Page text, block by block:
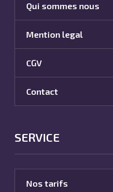
Qui sommes nous
Mention legal
CGV
Contact
SERVICE
Nos tarifs